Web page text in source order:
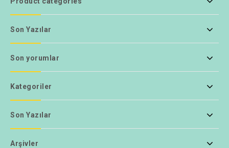
Son Yazılar
Son yorumlar
Kategoriler
Son Yazılar
Arşivler